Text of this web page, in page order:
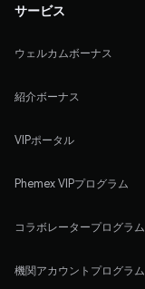
サービス
ウェルカムボーナス
紹介ボーナス
VIPポータル
Phemex VIPプログラム
コラボレータープログラム
機関アカウントプログラム